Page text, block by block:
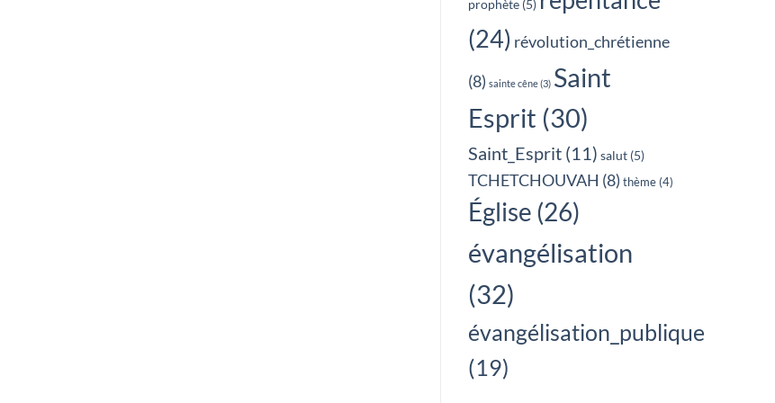
prophète (5)
(24) révolution_chrétienne
(8) sainte cêne(3) Saint
Esprit (30)
Saint_Esprit (11) salut (5)
TCHETCHOUVAH (8) thème (4)
Église (26)
évangélisation
(32)
évangélisation_publique
(19)